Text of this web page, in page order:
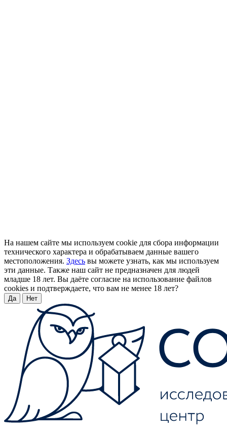
На нашем сайте мы используем cookie для сбора информации
технического характера и обрабатываем данные вашего
местоположения. Здесь вы можете узнать, как мы используем
эти данные. Также наш сайт не предназначен для людей
младше 18 лет. Вы даёте согласие на использование файлов
cookies и подтверждаете, что вам не менее 18 лет?
Да Нет